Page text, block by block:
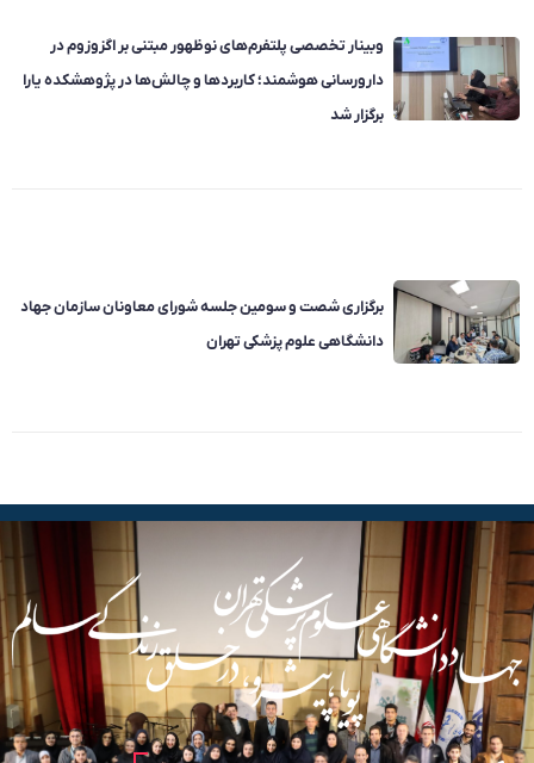
وبینار تخصصی پلتفرم‌های نوظهور مبتنی بر اگزوزوم در
دارورسانی هوشمند؛ کاربردها و چالش‌ها در پژوهشکده یارا
برگزار شد
برگزاری شصت و سومین جلسه شورای معاونان سازمان جهاد
دانشگاهی علوم پزشکی تهران